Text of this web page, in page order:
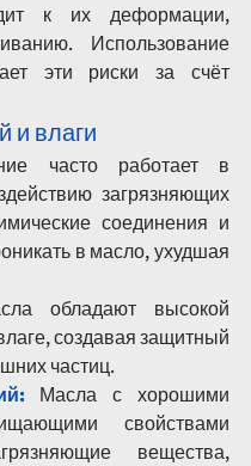
к их деформации,
Использование
эти риски за счёт
и влаги
часто работает в
загрязняющих
соединения и
в масло, ухудшая
обладают высокой
создавая защитный
частиц.
Масла с хорошими
свойствами
вещества,